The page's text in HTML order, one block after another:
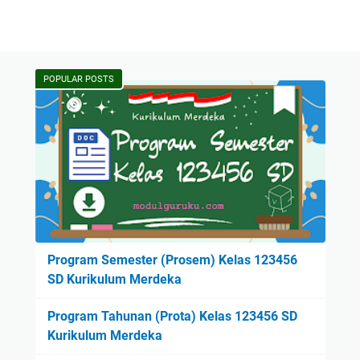
POPULAR POSTS
Program Semester (Prosem) Kelas 123456
SD Kurikulum Merdeka
Program Tahunan (Prota) Kelas 123456 SD
Kurikulum Merdeka